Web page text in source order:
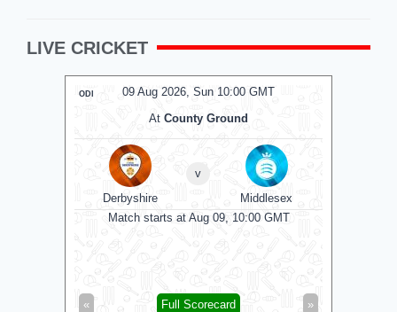
LIVE CRICKET
09 Aug 2026, Sun 10:00 GMT
ODI
At County Ground
Derbyshire
v
Middlesex
Match starts at Aug 09, 10:00 GMT
« »
Full Scorecard